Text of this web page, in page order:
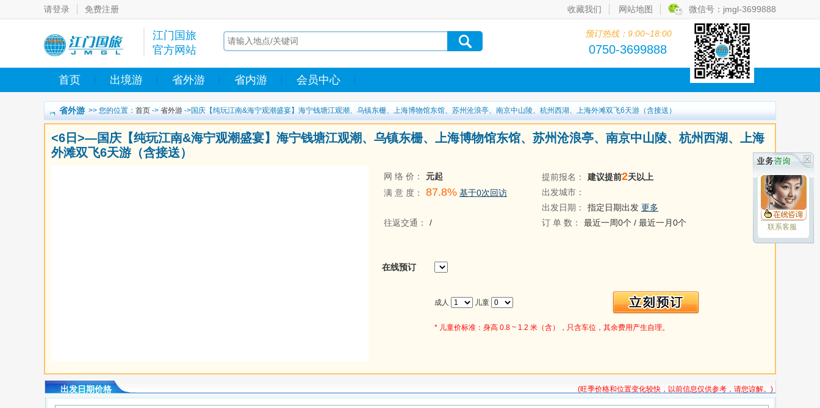
请登录 免费注册 微信号：jmgl-3699888
收藏我们 网站地图
江门国旅
官方网站
预订热线：9:00~18:00
0750-3699888
首页 出境游 省外游 省内游 会员中心
联系客服
省外游 >> 您的位置： 首页 -> 省外游 ->国庆【纯玩江南&海宁观潮盛宴】海宁钱塘江观潮、乌镇东栅、上海博物馆东馆、苏州沧浪亭、南京中山陵、杭州西湖、上海外滩双飞6天游（含接送）
<6日>—国庆【纯玩江南&海宁观潮盛宴】海宁钱塘江观潮、乌镇东栅、上海博物馆东馆、苏州沧浪亭、南京中山陵、杭州西湖、上海
外滩双飞6天游（含接送）
网 络 价： 元起 提前报名： 建议提前2天以上
满 意 度：
87.8% 基于0次回访
出发城市：
出发日期：
指定日期出发 更多
往返交通：
/ 订 单 数： 最近一周0个 / 最近一月0个
在线预订
成人 儿童
* 儿童价标准：身高 0.8 ~ 1.2 米（含），只含车位，其余费用产生自理。
出发日期价格 (旺季价格和位置变化较快，以前信息仅供参考，请您谅解。)